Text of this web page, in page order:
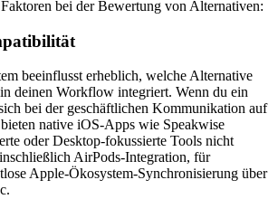
bei der Bewertung von Alternativen:
beeinflusst erheblich, welche Alternative
deinen Workflow integriert. Wenn du ein
bei der geschäftlichen Kommunikation auf
native iOS-Apps wie Speakwise
oder Desktop-fokussierte Tools nicht
AirPods-Integration, für
Apple-Ökosystem-Synchronisierung über